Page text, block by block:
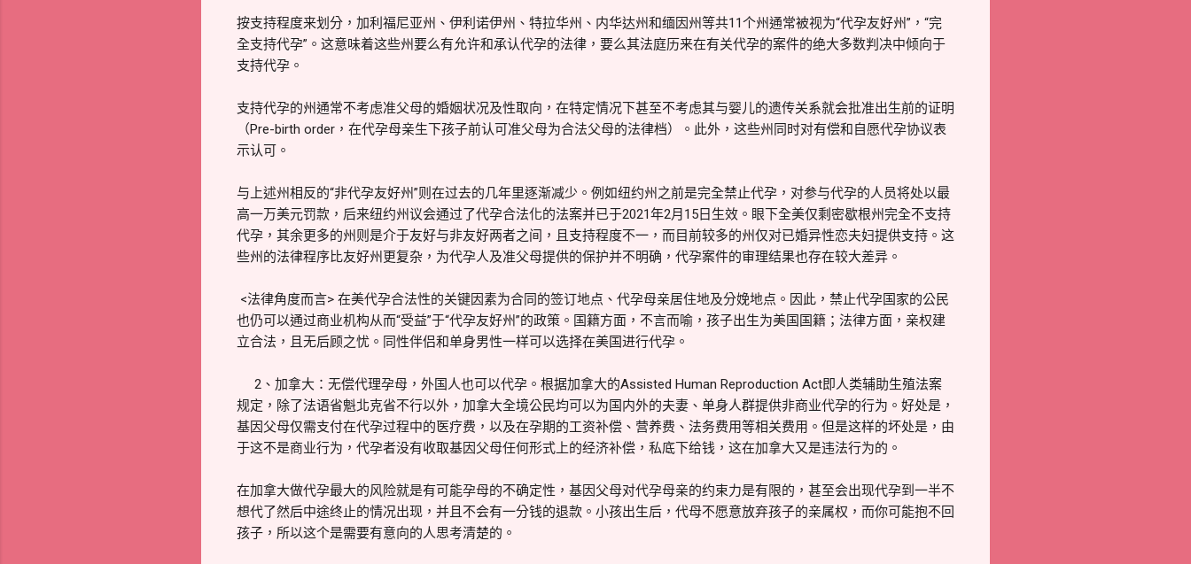
按支持程度来划分，加利福尼亚州、伊利诺伊州、特拉华州、内华达州和缅因州等共11个州通常被视为“代孕友好州”，“完
全支持代孕”。这意味着这些州要么有允许和承认代孕的法律，要么其法庭历来在有关代孕的案件的绝大多数判决中倾向于
支持代孕。
支持代孕的州通常不考虑准父母的婚姻状况及性取向，在特定情况下甚至不考虑其与婴儿的遗传关系就会批准出生前的证明
（Pre-birth order，在代孕母亲生下孩子前认可准父母为合法父母的法律档）。此外，这些州同时对有偿和自愿代孕协议表
示认可。
与上述州相反的“非代孕友好州”则在过去的几年里逐渐减少。例如纽约州之前是完全禁止代孕，对参与代孕的人员将处以最
高一万美元罚款，后来纽约州议会通过了代孕合法化的法案并已于2021年2月15日生效。眼下全美仅剩密歇根州完全不支持
代孕，其余更多的州则是介于友好与非友好两者之间，且支持程度不一，而目前较多的州仅对已婚异性恋夫妇提供支持。这
些州的法律程序比友好州更复杂，为代孕人及准父母提供的保护并不明确，代孕案件的审理结果也存在较大差异。
<法律角度而言> 在美代孕合法性的关键因素为合同的签订地点、代孕母亲居住地及分娩地点。因此，禁止代孕国家的公民
也仍可以通过商业机构从而“受益”于“代孕友好州”的政策。国籍方面，不言而喻，孩子出生为美国国籍；法律方面，亲权建
立合法，且无后顾之忧。同性伴侣和单身男性一样可以选择在美国进行代孕。
2、加拿大：无偿代理孕母，外国人也可以代孕。根据加拿大的Assisted Human Reproduction Act即人类辅助生殖法案
规定，除了法语省魁北克省不行以外，加拿大全境公民均可以为国内外的夫妻、单身人群提供非商业代孕的行为。好处是，
基因父母仅需支付在代孕过程中的医疗费，以及在孕期的工资补偿、营养费、法务费用等相关费用。但是这样的坏处是，由
于这不是商业行为，代孕者没有收取基因父母任何形式上的经济补偿，私底下给钱，这在加拿大又是违法行为的。
在加拿大做代孕最大的风险就是有可能孕母的不确定性，基因父母对代孕母亲的约束力是有限的，甚至会出现代孕到一半不
想代了然后中途终止的情况出现，并且不会有一分钱的退款。小孩出生后，代母不愿意放弃孩子的亲属权，而你可能抱不回
孩子，所以这个是需要有意向的人思考清楚的。